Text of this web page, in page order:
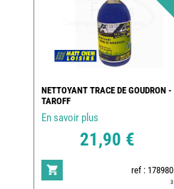
NETTOYANT TRACE DE GOUDRON -
TAROFF
En savoir plus
21,90 €
ref : 178980
3